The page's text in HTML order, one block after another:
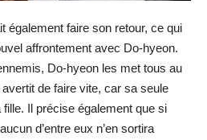
également faire son retour, ce qui
affrontement avec Do-hyeon.
Do-hyeon les met tous au
de faire vite, car sa seule
Il précise également que si
d’entre eux n’en sortira